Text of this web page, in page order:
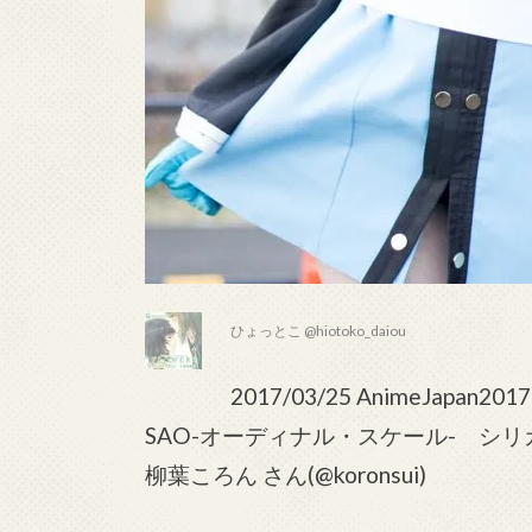
ひょっとこ @hiotoko_daiou
2017/03/25 AnimeJapan2017
SAO-オーディナル・スケール- シリ
柳葉ころん さん(@koronsui)